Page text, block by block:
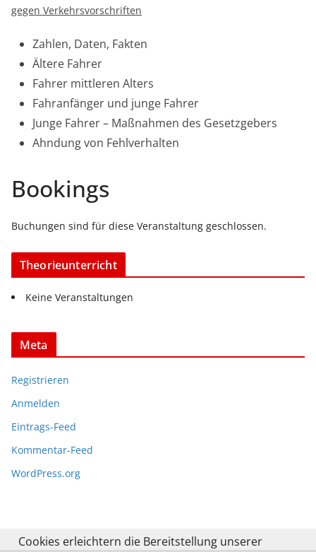
gegen Verkehrsvorschriften
Zahlen, Daten, Fakten
Ältere Fahrer
Fahrer mittleren Alters
Fahranfänger und junge Fahrer
Junge Fahrer – Maßnahmen des Gesetzgebers
Ahndung von Fehlverhalten
Bookings
Buchungen sind für diese Veranstaltung geschlossen.
Theorieunterricht
Keine Veranstaltungen
Meta
Registrieren
Anmelden
Eintrags-Feed
Kommentar-Feed
WordPress.org
Cookies erleichtern die Bereitstellung unserer